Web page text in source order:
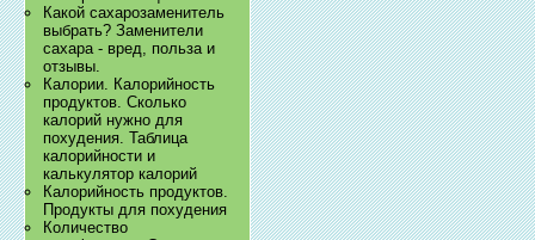
Какой сахарозаменитель
выбрать? Заменители
сахара - вред, польза и
отзывы.
Калории. Калорийность
продуктов. Сколько
калорий нужно для
похудения. Таблица
калорийности и
калькулятор калорий
Калорийность продуктов.
Продукты для похудения
Количество